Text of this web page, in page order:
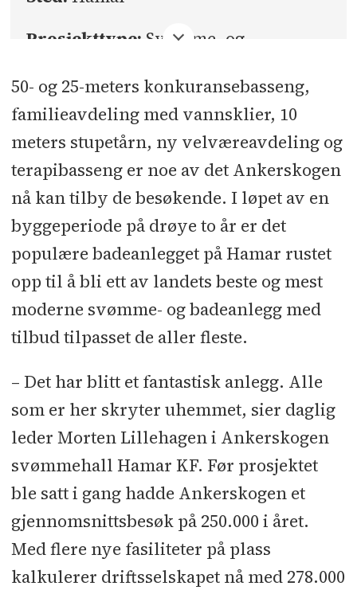
Prosjekttype: Svømme- og
og helsesenter.
Areal:Ca 15.000 kvm. (8.000 kvm
nybygg og 7.000 kvm rehab.)
Kontraktssum:Ca 265 millioner
Byggherre: Hamar kommune
Samspillsentreprenør:Martin M.
Bakken
Arkitekt:
Rådgivere:
RIB: Bracon l RIBr:
Firesafe l RIG: Løvlien Georåd l
Tredjepartskontroll bygningsfysikk:
Rambøll
Rådgivere for byggherre:RIV:
Aalerud l RIE: Ing. Hallås l
Uavhengig kontroll: Opak
50- og 25-meters konkuransebasseng,
familieavdeling med vannsklier, 10
meters stupetårn, ny velværeavdeling og
terapibasseng er noe av det Ankerskogen
nå kan tilby de besøkende. I løpet av en
byggeperiode på drøye to år er det
populære badeanlegget på Hamar rustet
opp til å bli ett av landets beste og mest
moderne svømme- og badeanlegg med
tilbud tilpasset de aller fleste.
– Det har blitt et fantastisk anlegg. Alle
som er her skryter uhemmet, sier daglig
leder Morten Lillehagen i Ankerskogen
svømmehall Hamar KF. Før prosjektet
ble satt i gang hadde Ankerskogen et
gjennomsnittsbesøk på 250.000 i året.
Med flere nye fasiliteter på plass
kalkulerer driftsselskapet nå med 278.000